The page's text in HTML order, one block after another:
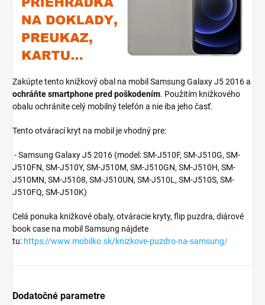
Zakúpte tento knižkový obal na mobil Samsung Galaxy J5 2016 a
ochráňte smartphone pred poškodením. Použitím knižkového
obalu ochránite celý mobilný telefón a nie iba jeho časť.
Tento otvárací kryt na mobil je vhodný pre:
- Samsung Galaxy J5 2016 (model:SM-J510F, SM-J510G, SM-
J510FN, SM-J510Y, SM-J510M, SM-J510GN, SM-J510H, SM-
J510MN, SM-J5108, SM-J510UN, SM-J510L, SM-J510S, SM-
J510FQ, SM-J510K)
Celá ponuka knižkové obaly, otváracie kryty, flip puzdra, diárové
book case na mobil Samsung nájdete
tu: https://www.mobilko.sk/knizkove-puzdro-na-samsung/
Dodatočné parametre